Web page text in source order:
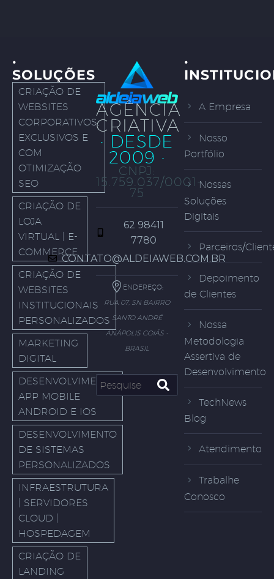
·
SOLUÇÕES
CRIAÇÃO DE
WEBSITES
CORPORATIVOS,
EXCLUSIVOS E
COM
OTIMIZAÇÃO
SEO
CRIAÇÃO DE
LOJA
VIRTUAL | E-
COMMERCE
CRIAÇÃO DE
WEBSITES
INSTITUCIONAIS
PERSONALIZADOS
MARKETING
DIGITAL
DESENVOLVIMENTO
APP MOBILE
ANDROID E IOS
DESENVOLVIMENTO
DE SISTEMAS
PERSONALIZADOS
INFRAESTRUTURA
| SERVIDORES
CLOUD |
HOSPEDAGEM
CRIAÇÃO DE
LANDING
AGÊNCIA
CRIATIVA
· DESDE
2009 ·
CNPJ:
15.759.037/0001-
75
62 98411
7780
CONTATO@ALDEIAWEB.COM.BR
ENDEREÇO:
RUA 07, SN BAIRRO
SANTO ANDRÉ
ANÁPOLIS GOIÁS -
BRASIL
·
A Empresa
Nosso
Portfólio
Nossas
Soluções
Digitais
Parceiros/
Depoimento
de Clientes
Nossa
Metodologia
Assertiva de
Desenvolvimento
TechNews
Blog
Atendimento
Trabalhe
Conosco